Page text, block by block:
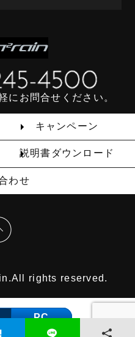
にお問合せください。
キャンペーン
説明書ダウンロード
わせ
rights reserved.
PC